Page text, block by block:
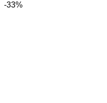
-33%